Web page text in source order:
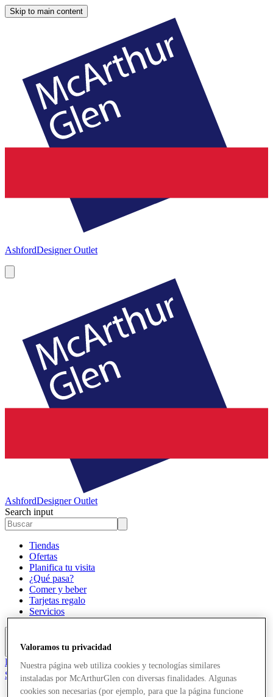
Skip to main content
AshfordDesigner Outlet
AshfordDesigner Outlet
Search input
Tiendas
Ofertas
Planifica tu visita
¿Qué pasa?
Comer y beber
Tarjetas regalo
Servicios
Más
El Club
Salvado
es
Valoramos tu privacidad
Nuestra página web utiliza cookies y tecnologías similares
instaladas por McArthurGlen con diversas finalidades. Algunas
cookies son necesarias (por ejemplo, para que la página funcione